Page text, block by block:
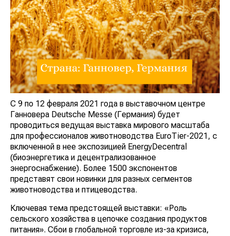
С 9 по 12 февраля 2021 года в выставочном центре
Ганновера Deutsche Messe (Германия) будет
проводиться ведущая выставка мирового масштаба
для профессионалов животноводства EuroTier-2021, с
включенной в нее экспозицией EnergyDecentral
(биоэнергетика и децентрализованное
энергоснабжение). Более 1500 экспонентов
представят свои новинки для разных сегментов
животноводства и птицеводства.
Ключевая тема предстоящей выставки: «Роль
сельского хозяйства в цепочке создания продуктов
питания». Сбои в глобальной торговле из-за кризиса,